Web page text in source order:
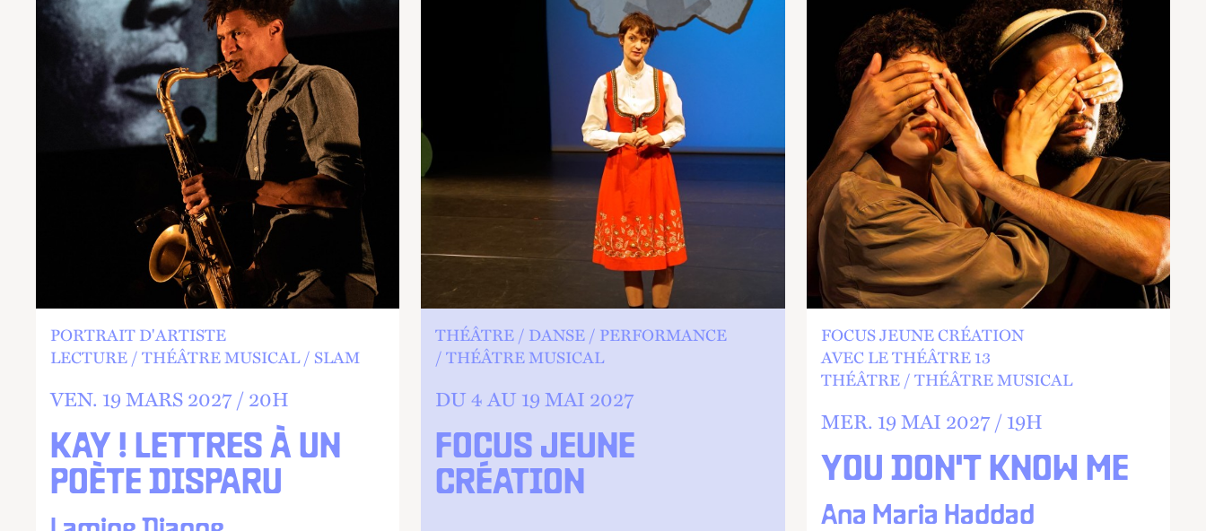
KAY ! LETTRES À UN
POÈTE DISPARU
PORTRAIT D'ARTISTE
LECTURE THÉÂTRE MUSICAL SLAM
VEN. 19 MARS 2027 /20H
FOCUS JEUNE
CRÉATION
THÉÂTRE DANSE
PERFORMANCE
THÉÂTRE MUSICAL
DU 4 AU 19 MAI 2027
YOU DON'T KNOW ME
Ana Maria Haddad
FOCUS JEUNE CRÉATION
AVEC LE THÉÂTRE 13
THÉÂTRE
THÉÂTRE MUSICAL
MER. 19 MAI 2027 /19H